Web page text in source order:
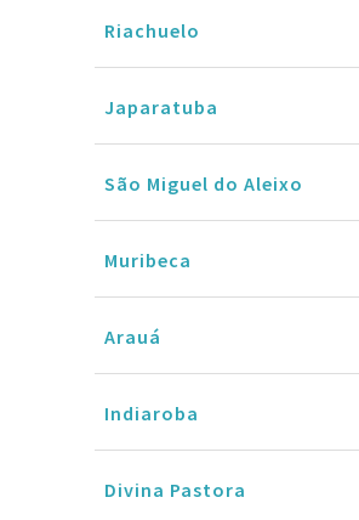
Riachuelo
Japaratuba
São Miguel do Aleixo
Muribeca
Arauá
Indiaroba
Divina Pastora